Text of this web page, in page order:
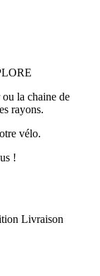
la chaine de
rayons.
vélo.
!
Livraison